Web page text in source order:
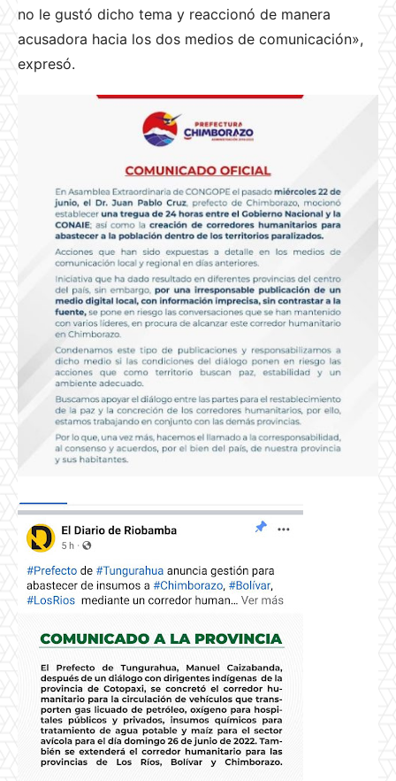
no le gustó dicho tema y reaccionó de manera
acusadora hacia los dos medios de comunicación»,
expresó.